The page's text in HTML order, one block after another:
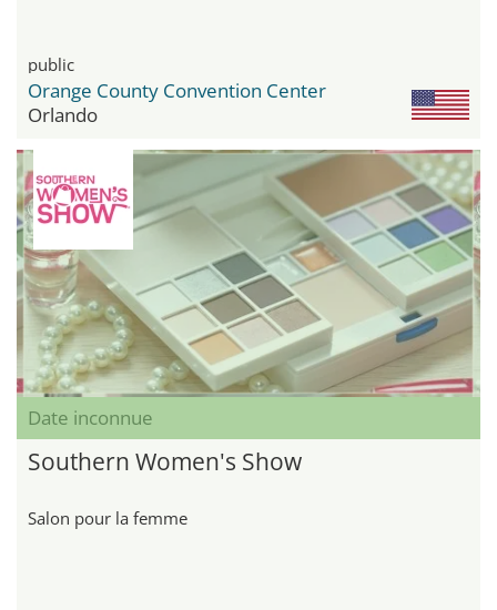
public
Orange County Convention Center
Orlando
Date inconnue
Southern Women's Show
Salon pour la femme